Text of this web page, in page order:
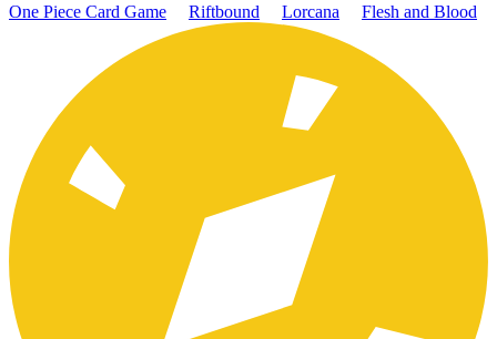
One Piece Card Game
Riftbound Lorcana Flesh and Blood